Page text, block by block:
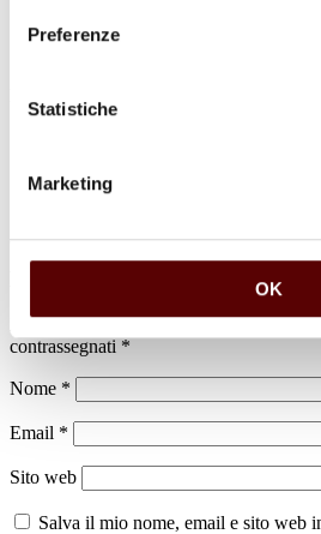
Preferenze
Statistiche
Marketing
OK
Cimitero di Altedo
Il tuo indirizzo email non sarà pubblicato.
contrassegnati *
Nome *
Email *
Sito web
Salva il mio nome, email e sito web